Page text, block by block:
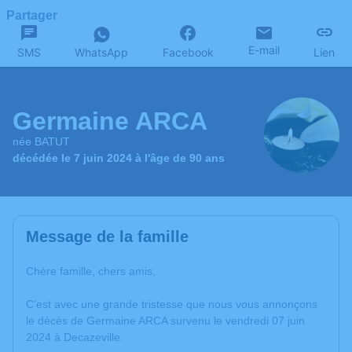
Partager
SMS WhatsApp Facebook E-mail Lien
Germaine ARCA
née BATUT
décédée le 7 juin 2024 à l'âge de 90 ans
Message de la famille
Chère famille, chers amis,
C’est avec une grande tristesse que nous vous annonçons
le décès de Germaine ARCA survenu le vendredi 07 juin
2024 à Decazeville.